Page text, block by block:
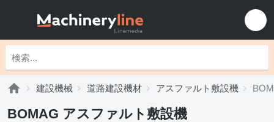
建設機械 道路建設機材 アスファルト敷設機
BOMAG アスファルト敷設機